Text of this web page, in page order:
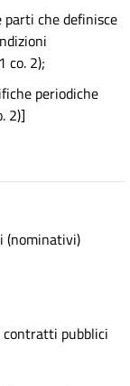
che definisce
co. 2);
periodiche
2)]
(nominativi)
pubblici